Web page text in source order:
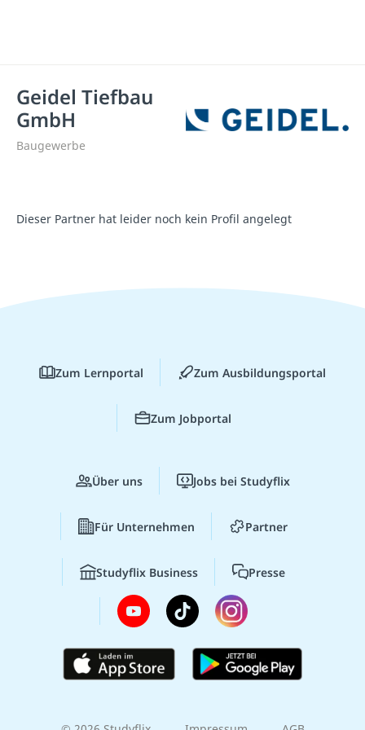
Geidel Tiefbau
GmbH
Baugewerbe
Dieser Partner hat leider noch kein Profil angelegt
Zum Lernportal Zum Ausbildungsportal
Zum Jobportal
Über uns Jobs bei Studyflix
Für Unternehmen Partner
Studyflix Business Presse